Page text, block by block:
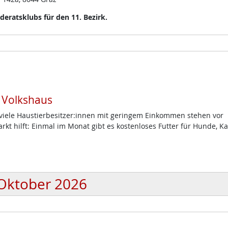
für den 11. Bezirk.
Haustierbesitzer:innen mit geringem Einkommen stehen vor
hilft: Einmal im Monat gibt es kostenloses Futter für Hunde,
2026